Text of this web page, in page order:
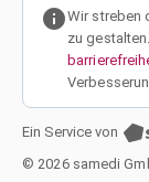
infoWir streben
zu
Ein Service von
© 2026 samedi